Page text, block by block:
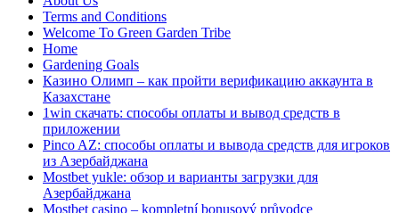
Terms and Conditions
Welcome To Green Garden Tribe
Home
Gardening Goals
Казино Олимп – как пройти верификацию аккаунта в
Казахстане
1win скачать: способы оплаты и вывод средств в
приложении
Pinco AZ: способы оплаты и вывода средств для игроков
из Азербайджана
Mostbet yukle: обзор и варианты загрузки для
Азербайджана
Mostbet casino – kompletní bonusový průvodce